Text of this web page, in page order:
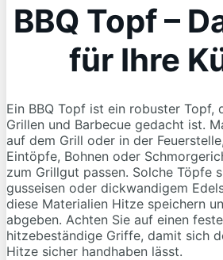
BBQ Topf –
für Ihre
Ein BBQ Topf ist ein robuster Topf,
Grillen und Barbecue gedacht ist.
auf dem Grill oder in der
Eintöpfe, Bohnen oder
zum Grillgut passen. Solche Töpfe
gusseisen oder dickwandigem
diese Materialien Hitze speichern
abgeben. Achten Sie auf einen
hitzebeständige Griffe, damit sich
Hitze sicher handhaben lässt.